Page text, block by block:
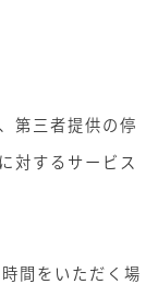
第三者提供の停
対するサービス
間をいただく場